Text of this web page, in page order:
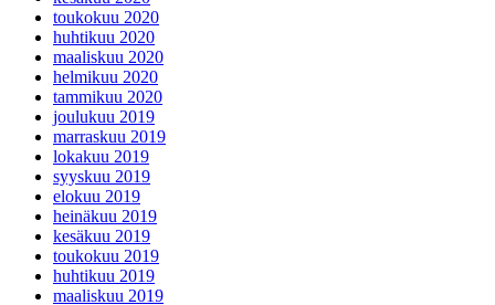
toukokuu 2020
huhtikuu 2020
maaliskuu 2020
helmikuu 2020
tammikuu 2020
joulukuu 2019
marraskuu 2019
lokakuu 2019
syyskuu 2019
elokuu 2019
heinäkuu 2019
kesäkuu 2019
toukokuu 2019
huhtikuu 2019
maaliskuu 2019